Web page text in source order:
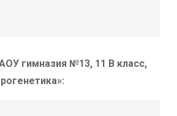
гимназия №13, 11 В класс,